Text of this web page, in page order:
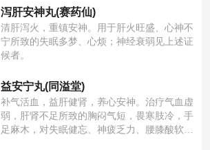
泻肝安神丸(赛药仙)
清肝泻火，重镇安神。用于肝火旺盛、心神不
宁所致的失眠多梦、心烦；神经衰弱见上述证
候者。
益安宁丸(同溢堂)
补气活血，益肝健肾，养心安神。治疗气血虚
弱，肝肾不足所致的胸闷气短，畏寒肢冷，手
足麻木，对失眠健忘、神疲乏力、腰膝酸软也